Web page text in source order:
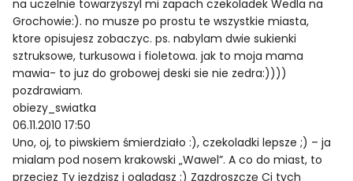
na uczelnie towarzyszyl mi zapach czekoladek Wedla na
Grochowie:). no musze po prostu te wszystkie miasta,
ktore opisujesz zobaczyc. ps. nabylam dwie sukienki
sztruksowe, turkusowa i fioletowa. jak to moja mama
mawia- to juz do grobowej deski sie nie zedra:))))
pozdrawiam.
obiezy_swiatka
06.11.2010 17:50
Uno, oj, to piwskiem śmierdziało :), czekoladki lepsze ;) – ja
mialam pod nosem krakowski „Wawel”. A co do miast, to
przeciez Ty jezdzisz i ogladasz :) Zazdroszczę Ci tych